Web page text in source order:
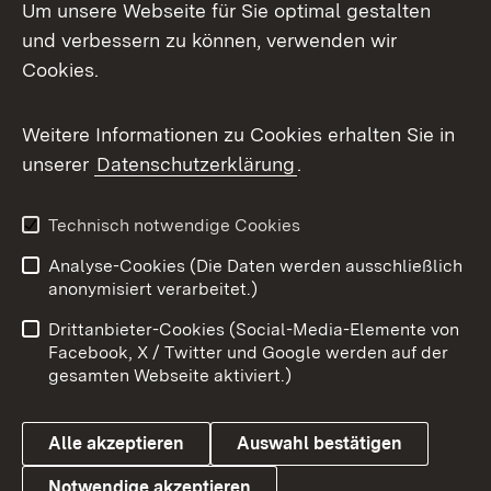
Facebook
X / Twitter
Youtube
Impressum
Kontakt
Barrierefreiheit
Datenschutz
Cookies
Um unsere Webseite für Sie optimal gestalten
und verbessern zu können, verwenden wir
Cookies.
Weitere Informationen zu Cookies erhalten Sie in
unserer Datenschutzerklärung.
Technisch notwendige Cookies
Analyse-Cookies (Die Daten werden ausschließlich
anonymisiert verarbeitet.)
Drittanbieter-Cookies (Social-Media-Elemente von
Facebook, X / Twitter und Google werden auf der
gesamten Webseite aktiviert.)
Alle akzeptieren Auswahl bestätigen